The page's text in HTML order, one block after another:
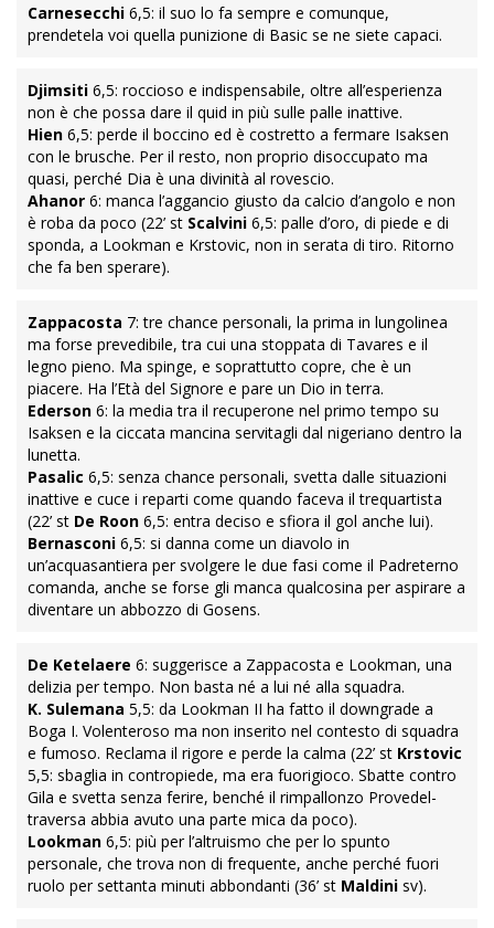
Carnesecchi 6,5: il suo lo fa sempre e comunque,
prendetela voi quella punizione di Basic se ne siete capaci.
Djimsiti 6,5: roccioso e indispensabile, oltre all’esperienza
non è che possa dare il quid in più sulle palle inattive.
Hien 6,5: perde il boccino ed è costretto a fermare Isaksen
con le brusche. Per il resto, non proprio disoccupato ma
quasi, perché Dia è una divinità al rovescio.
Ahanor 6: manca l’aggancio giusto da calcio d’angolo e non
è roba da poco (22’ st Scalvini 6,5: palle d’oro, di piede e di
sponda, a Lookman e Krstovic, non in serata di tiro. Ritorno
che fa ben sperare).
Zappacosta 7: tre chance personali, la prima in lungolinea
ma forse prevedibile, tra cui una stoppata di Tavares e il
legno pieno. Ma spinge, e soprattutto copre, che è un
piacere. Ha l’Età del Signore e pare un Dio in terra.
Ederson 6: la media tra il recuperone nel primo tempo su
Isaksen e la ciccata mancina servitagli dal nigeriano dentro la
lunetta.
Pasalic 6,5: senza chance personali, svetta dalle situazioni
inattive e cuce i reparti come quando faceva il trequartista
(22’ st De Roon 6,5: entra deciso e sfiora il gol anche lui).
Bernasconi 6,5: si danna come un diavolo in
un’acquasantiera per svolgere le due fasi come il Padreterno
comanda, anche se forse gli manca qualcosina per aspirare a
diventare un abbozzo di Gosens.
De Ketelaere 6: suggerisce a Zappacosta e Lookman, una
delizia per tempo. Non basta né a lui né alla squadra.
K. Sulemana 5,5: da Lookman II ha fatto il downgrade a
Boga I. Volenteroso ma non inserito nel contesto di squadra
e fumoso. Reclama il rigore e perde la calma (22’ st Krstovic
5,5: sbaglia in contropiede, ma era fuorigioco. Sbatte contro
Gila e svetta senza ferire, benché il rimpallonzo Provedel-
traversa abbia avuto una parte mica da poco).
Lookman 6,5: più per l’altruismo che per lo spunto
personale, che trova non di frequente, anche perché fuori
ruolo per settanta minuti abbondanti (36’ st Maldini sv).